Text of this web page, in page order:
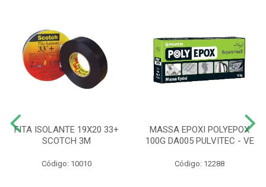
FITA ISOLANTE 19X20 33+
SCOTCH 3M
Código: 10010
MASSA EPOXI POLYEPOX
100G DA005 PULVITEC - VE
Código: 12288